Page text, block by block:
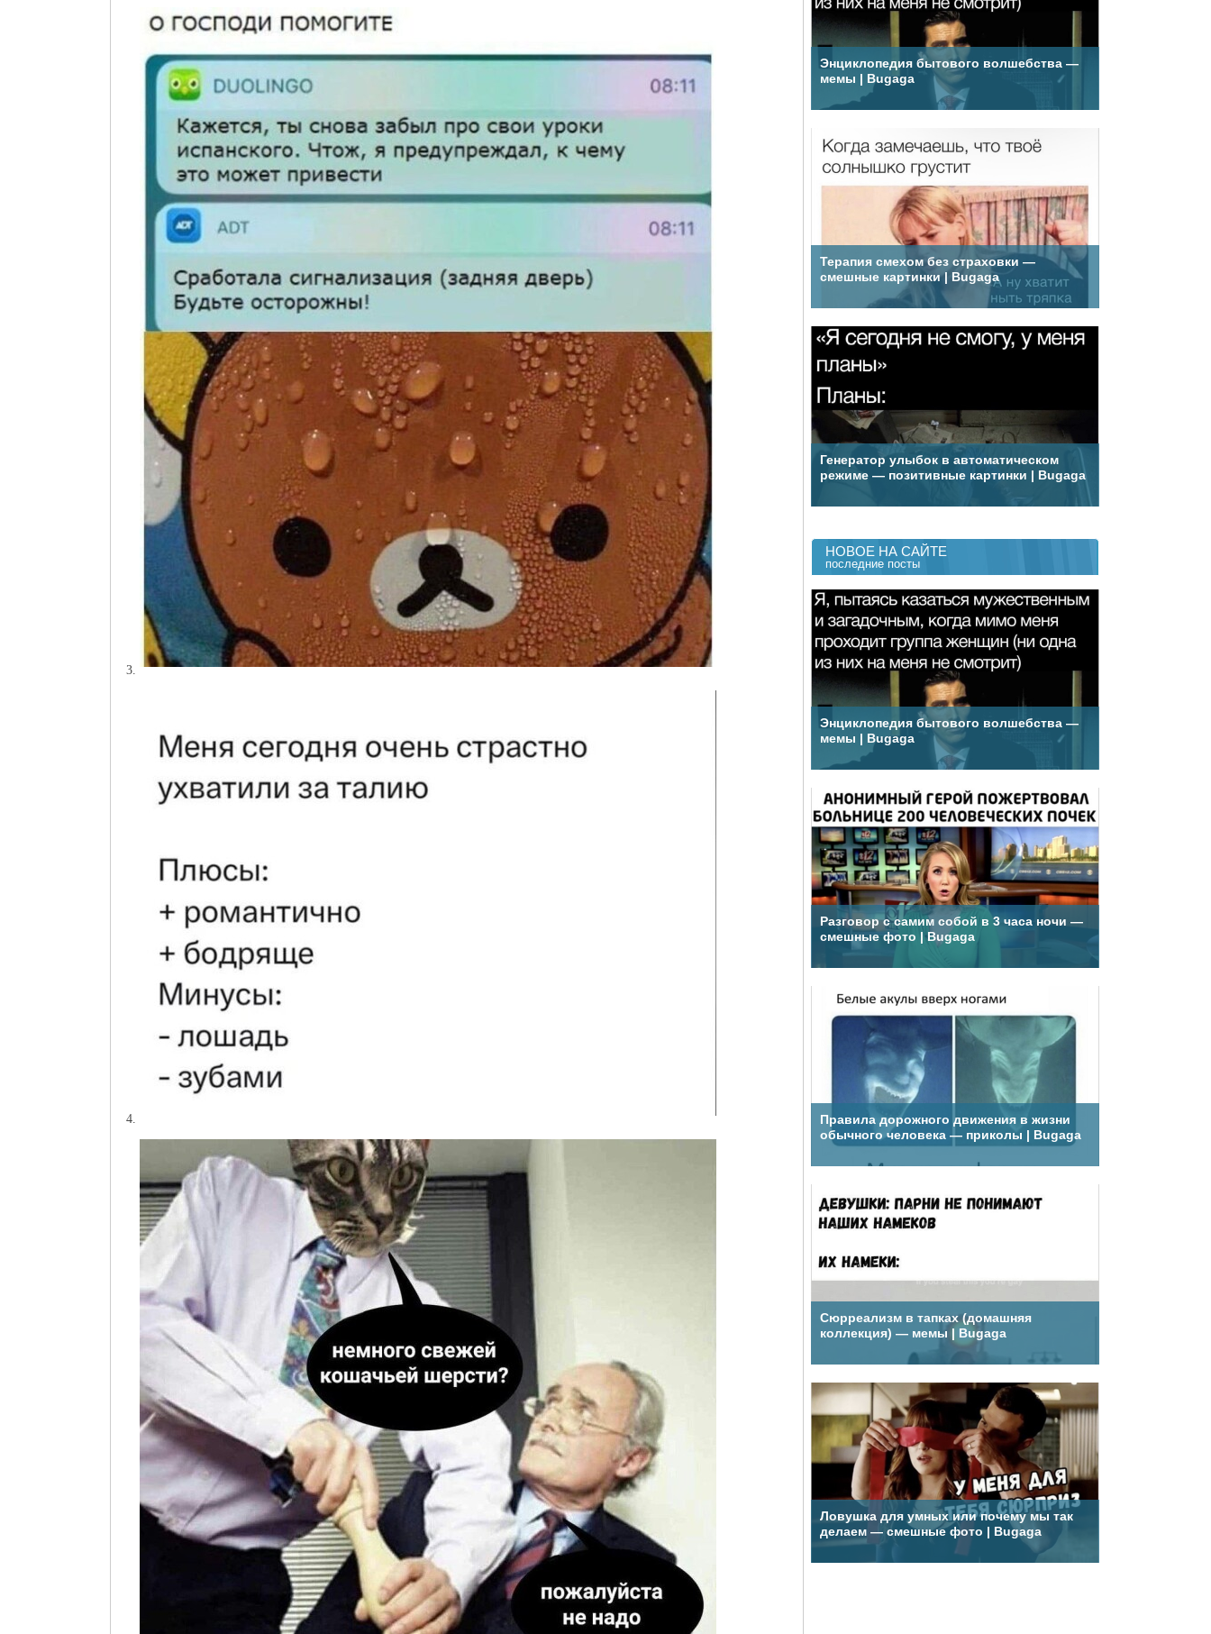
Энциклопедия бытового волшебства —
мемы | Bugaga
Терапия смехом без страховки —
смешные картинки | Bugaga
Генератор улыбок в автоматическом
режиме — позитивные картинки | Bugaga
НОВОЕ НА САЙТЕ
последние посты
Энциклопедия бытового волшебства —
мемы | Bugaga
Разговор с самим собой в 3 часа ночи —
смешные фото | Bugaga
Правила дорожного движения в жизни
обычного человека — приколы | Bugaga
Сюрреализм в тапках (домашняя
коллекция) — мемы | Bugaga
Ловушка для умных или почему мы так
делаем — смешные фото | Bugaga